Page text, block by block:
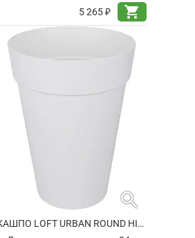
5 265 ₽
shopping_cart
search
КАШПО LOFT URBAN ROUND HIGH WHITE